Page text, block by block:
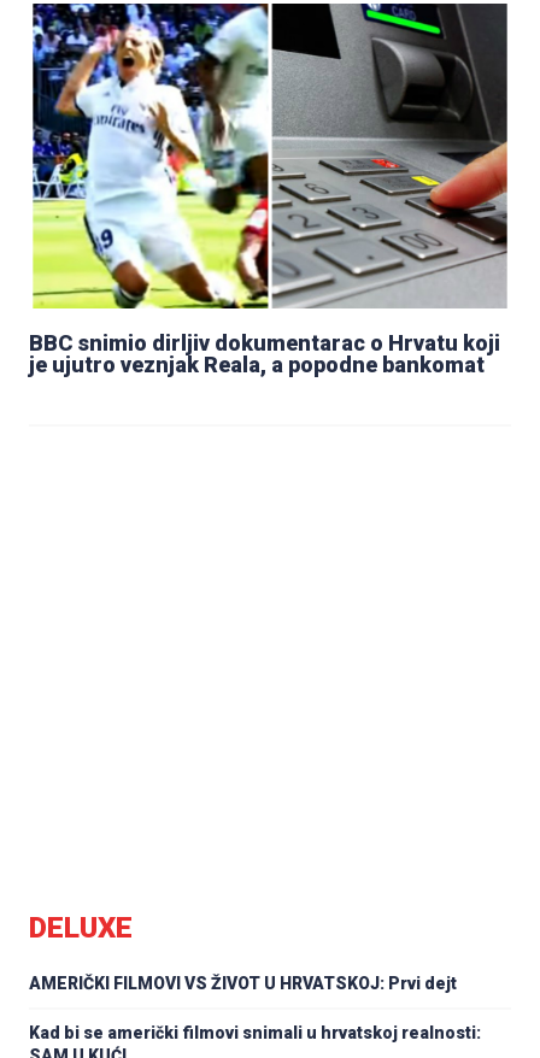
BBC snimio dirljiv dokumentarac o Hrvatu koji
je ujutro veznjak Reala, a popodne bankomat
DELUXE
AMERIČKI FILMOVI VS ŽIVOT U HRVATSKOJ: Prvi dejt
Kad bi se američki filmovi snimali u hrvatskoj realnosti: